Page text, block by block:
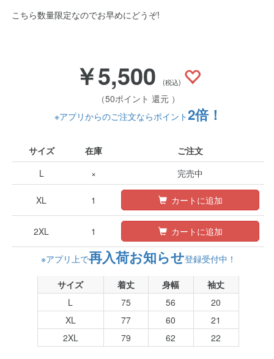
こちら数量限定なのでお早めにどうぞ!
￥5,500 (税込)
（50ポイント 還元 ）
※アプリからのご注文ならポイント2倍！
サイズ 在庫
ご注文
L
× 完売中
XL 1 カートに追加
2XL 1 カートに追加
※アプリ上で再入荷お知らせ登録受付中！
サイズ 着丈 身幅
袖丈
L
75 56
20
XL
77 60
21
2XL
79 62 22